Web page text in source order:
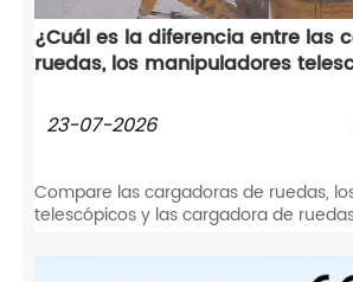
¿Cuál es la diferencia entre las
ruedas, los manipuladores
23-07-2026
Compare las cargadoras de ruedas,
telescópicos y las cargadora de